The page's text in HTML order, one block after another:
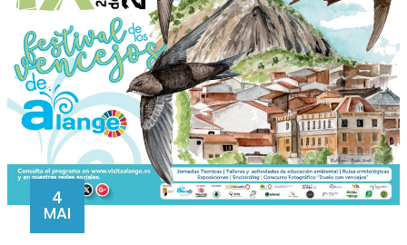
4
MAI